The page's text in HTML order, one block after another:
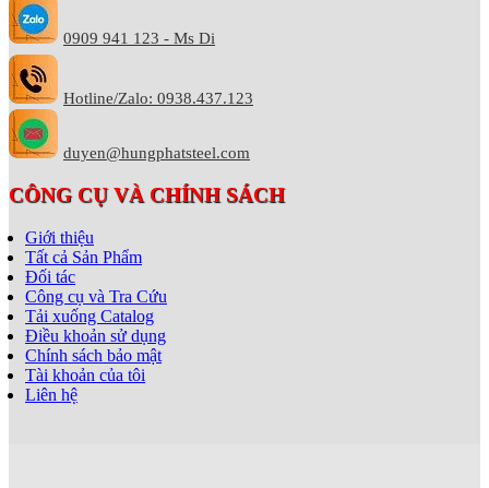
0909 941 123 - Ms Di
Hotline/Zalo: 0938.437.123
duyen@hungphatsteel.com
CÔNG CỤ VÀ CHÍNH SÁCH
Giới thiệu
Tất cả Sản Phẩm
Đối tác
Công cụ và Tra Cứu
Tải xuống Catalog
Điều khoản sử dụng
Chính sách bảo mật
Tài khoản của tôi
Liên hệ